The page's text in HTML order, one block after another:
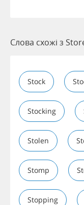
Слова схожі з
Stock
Stocking
Stolen
Stomp
Stopping